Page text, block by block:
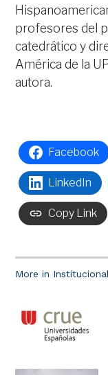
More in
profesores del
catedrático y
América de la
autora.
Facebook
LinkedIn
Copy Link